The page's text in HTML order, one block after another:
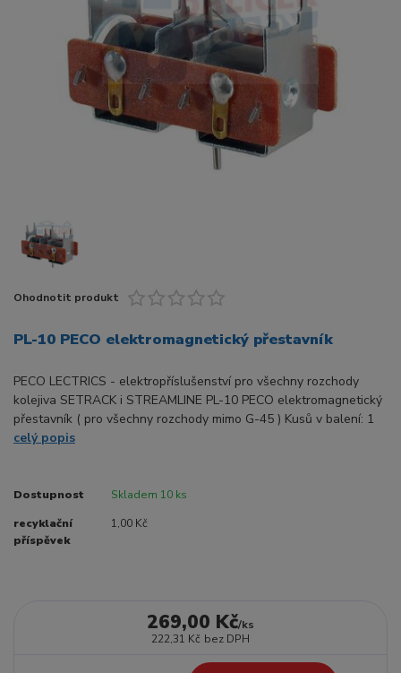
Ohodnotit produkt
PL-10 PECO elektromagnetický přestavník
PECO LECTRICS - elektropříslušenství pro všechny rozchody
kolejiva SETRACK i STREAMLINE PL-10 PECO elektromagnetický
přestavník ( pro všechny rozchody mimo G-45 ) Kusů v balení: 1
celý popis
Dostupnost Skladem 10 ks
recyklační
příspěvek
1,00 Kč
269,00 Kč/ks
222,31 Kč bez DPH